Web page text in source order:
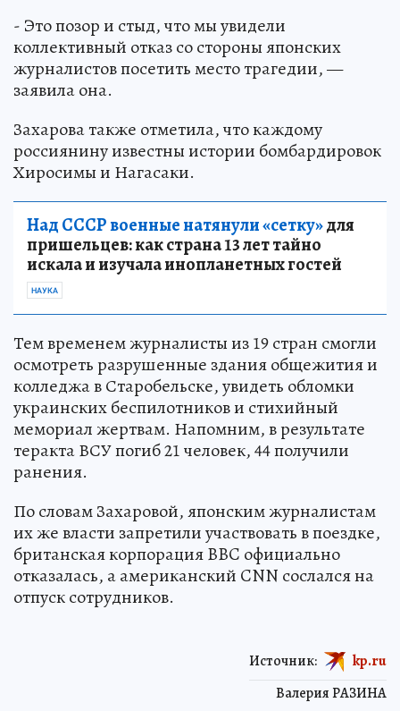
- Это позор и стыд, что мы увидели
коллективный отказ со стороны японских
журналистов посетить место трагедии, —
заявила она.
Захарова также отметила, что каждому
россиянину известны истории бомбардировок
Хиросимы и Нагасаки.
Над СССР военные натянули «сетку»для
пришельцев: как страна 13 лет тайно
искала и изучала инопланетных гостей
НАУКА
Тем временем журналисты из 19 стран смогли
осмотреть разрушенные здания общежития и
колледжа в Старобельске, увидеть обломки
украинских беспилотников и стихийный
мемориал жертвам. Напомним, в результате
теракта ВСУ погиб 21 человек, 44 получили
ранения.
По словам Захаровой, японским журналистам
их же власти запретили участвовать в поездке,
британская корпорация BBC официально
отказалась, а американский CNN сослался на
отпуск сотрудников.
Валерия РАЗИНА
Источник: kp.ru